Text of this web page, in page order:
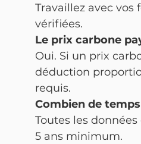
Travaillez avec
vérifiées.
Le prix carbone
Oui. Si un prix
déduction
requis.
Combien de
Toutes les
5 ans minimum.